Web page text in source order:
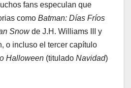
fans especulan que
como Batman: Días Fríos
Snowde J.H. Williams III y
o incluso el tercer capítulo
Halloween (titulado Navidad)